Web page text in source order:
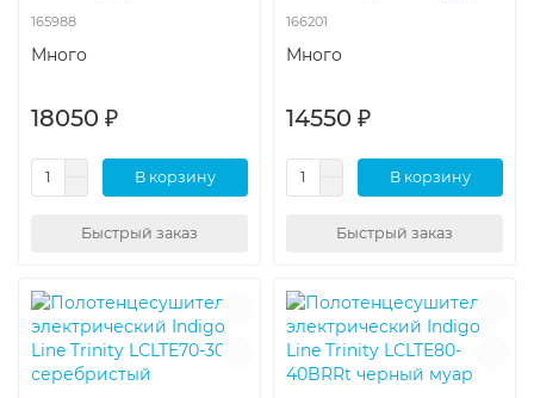
165988
Много
18050 ₽
В корзину
Быстрый заказ
166201
Много
14550 ₽
В корзину
Быстрый заказ